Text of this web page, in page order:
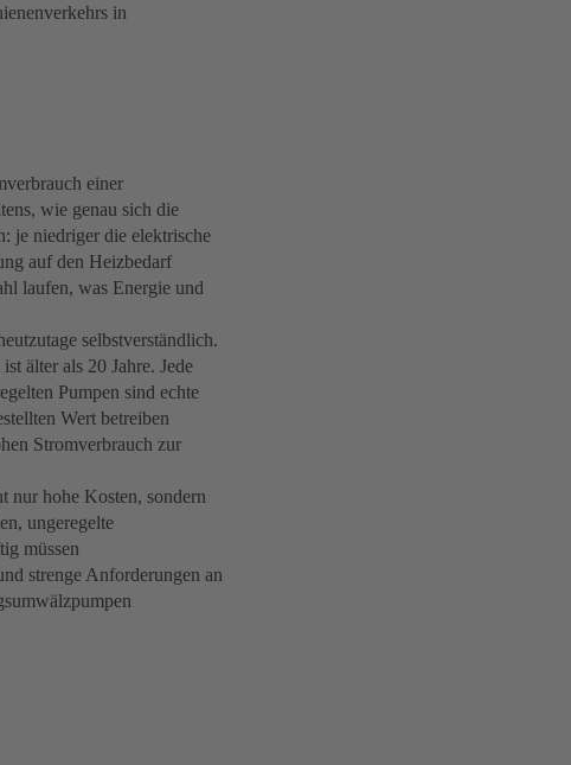
in
einer
wie genau sich die
je niedriger die elektrische
auf den Heizbedarf
laufen, was Energie und
selbstverständlich.
älter als 20 Jahre. Jede
Pumpen sind echte
Wert betreiben
Stromverbrauch zur
nur hohe Kosten, sondern
ungeregelte
müssen
strenge Anforderungen an